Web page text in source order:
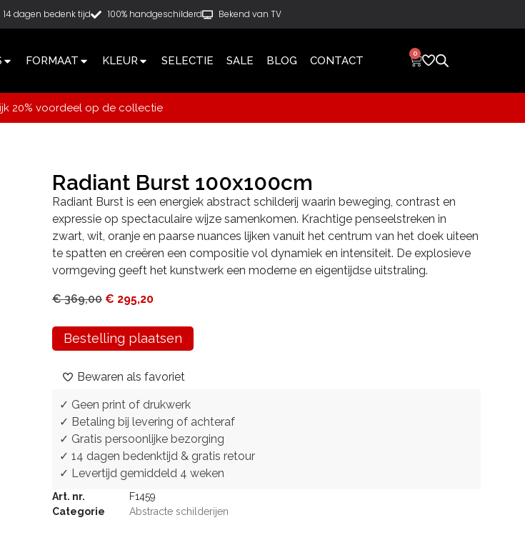
14 dagen bedenk tijd 100% handgeschilderd Bekend van TV
FORMAAT KLEUR SELECTIE SALE BLOG CONTACT
0
20% voordeel op de collectie
Radiant Burst 100x100cm
Radiant Burst is een energiek abstract schilderij waarin beweging, contrast en
expressie op spectaculaire wijze samenkomen. Krachtige penseelstreken in
zwart, wit, oranje en paarse nuances lijken vanuit het centrum van het doek uiteen
te spatten en creëren een compositie vol dynamiek en intensiteit. De explosieve
vormgeving geeft het kunstwerk een moderne en eigentijdse uitstraling.
€369,00 € 295,20
Bestelling plaatsen
Bewaren als favoriet
✓ Geen print of drukwerk
✓ Betaling bij levering of achteraf
✓ Gratis persoonlijke bezorging
✓ 14 dagen bedenktijd & gratis retour
✓ Levertijd gemiddeld 4 weken
Art. nr.
F1459
Categorie
Abstracte schilderijen